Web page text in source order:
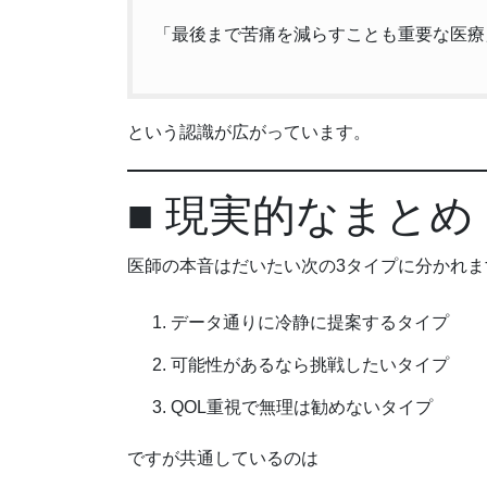
「最後まで苦痛を減らすことも重要な医
という認識が広がっています。
■ 現実的なまとめ
医師の本音はだいたい次の3タイプに分かれ
データ通りに冷静に提案するタイプ
可能性があるなら挑戦したいタイプ
QOL重視で無理は勧めないタイプ
ですが共通しているのは